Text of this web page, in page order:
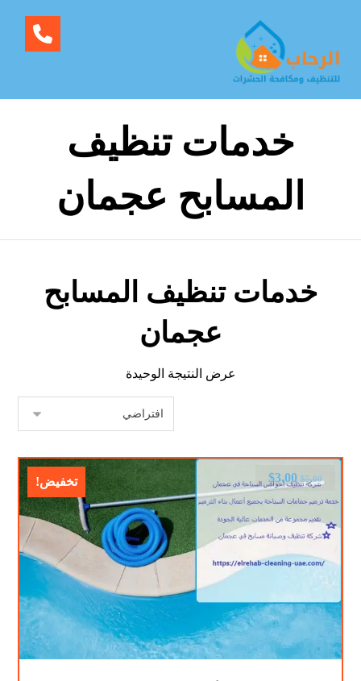
خدمات تنظيف
المسابح عجمان
خدمات تنظيف المسابح
عجمان
عرض النتيجة الوحيدة
تخفيض! $5.00
$3.00